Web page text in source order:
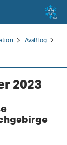
AvaBlog
2023